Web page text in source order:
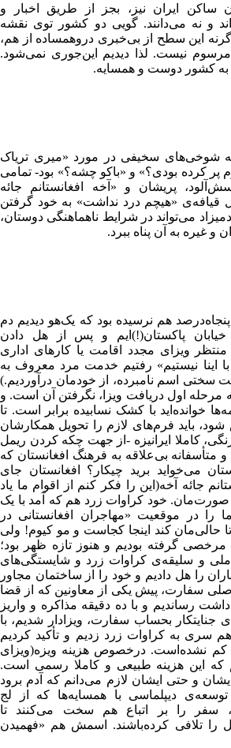
ساکن ایران نیز، بجز از طریق اخبار و
و نه می‌دانند. گویی دو کشور توی نقشه
این سطح از بی‌خبری دروهمساده از هم،
مرسوم نیست. لذا دیدیم این‌جوری نمی‌شود.
به کشور دوست و همسایه.
شوخی‌های سخیفی در مورد «میری تریاک
پر کرده بودی؟» و «باکو چشه؟» بود- تمامی
پریشان و «آخه افغانستانم جائه
قیافه‌ی «هیچم درد نداشت» به خود گرفتن
می‌تواند در شرایط ناهماهنگی دوستان،
و غیره به آن پناه ببرد.
هم نرسیده بود که یک‌هو دیدیم دم
پاکستان(!)ایم و پس از هل دادن
منتظر ویزای مجدد اقامت یا کارهای اداری
با اینا نیستیم» رفتیم خدمت مرد معروف به
سختی اسم نامبرده، از خودمان درآوردیم.)
مرحله اول دریافت ویزا، نگرفتن آن است. و
خوانده‌اید با کشک نسابیده برابر است. تا
باید فرم‌های لازم را تحویل همکارشان
کاملا ایرانیزه -از جهت چکه کردن ریمل
متأسفانه بی‌علاقه به فرهنگ افغانستان که
می‌خواید برید چیکار؟ افغانستان جای
جائه آخه(این را فکر کنم از اقوام ما یاد
صورت‌مان. خود کراوات زرد هم که آمد با یک
را در موقعیت «مهاجران افغانستانی در
تا حالی‌مان کند اینجا کجاست و مو کیوم! ولی
مرخصی گرفته بودیم و هنوز تازه ظهر بود؛
ملی و سلیقه‌ی کراوات زرد و شایستگی‌های
را هل دادیم و خود را از ساختمان مجاور
سفارت، پیش یکی از معاونین که از قضا
رساندیم و با ده دقیقه مذاکره و واریز
جنایتکار بحساب سفارت، ویزادار شدیم، با
سری به کراوات زرد زدیم و تأکید کردیم
نشده‌است. درخصوص هزینه ویزه(ویزای
این هزینه طبیعی و کاملا رسمی است.
و حتی ایشان لازم می‌دانم که آدم برود
دیپلماسی با همسایه‌ها که از لج
سفر را بر اتباع هم سخت می‌کنند تا
تلافی کرده‌باشند. اسمش هم «فهمیدن